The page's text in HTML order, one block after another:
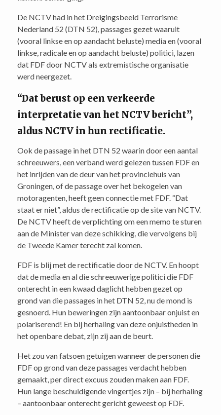
De NCTV had in het Dreigingsbeeld Terrorisme
Nederland 52 (DTN 52), passages gezet waaruit
(vooral linkse en op aandacht beluste) media en (vooral
linkse, radicale en op aandacht beluste) politici, lazen
dat FDF door NCTV als extremistische organisatie
werd neergezet.
“Dat berust op een verkeerde
interpretatie van het NCTV bericht”,
aldus NCTV in hun rectificatie.
Ook de passage in het DTN 52 waarin door een aantal
schreeuwers, een verband werd gelezen tussen FDF en
het inrijden van de deur van het provinciehuis van
Groningen, of de passage over het bekogelen van
motoragenten, heeft geen connectie met FDF. “Dat
staat er niet”, aldus de rectificatie op de site van NCTV.
De NCTV heeft de verplichting om een memo te sturen
aan de Minister van deze schikking, die vervolgens bij
de Tweede Kamer terecht zal komen.
FDF is blij met de rectificatie door de NCTV. En hoopt
dat de media en al die schreeuwerige politici die FDF
onterecht in een kwaad daglicht hebben gezet op
grond van die passages in het DTN 52, nu de mond is
gesnoerd. Hun beweringen zijn aantoonbaar onjuist en
polariserend! En bij herhaling van deze onjuistheden in
het openbare debat, zijn zij aan de beurt.
Het zou van fatsoen getuigen wanneer de personen die
FDF op grond van deze passages verdacht hebben
gemaakt, per direct excuus zouden maken aan FDF.
Hun lange beschuldigende vingertjes zijn – bij herhaling
– aantoonbaar onterecht gericht geweest op FDF.